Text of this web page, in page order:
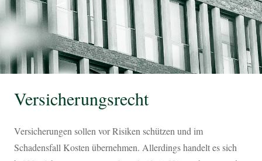
Versicherungsrecht
Versicherungen sollen vor Risiken schützen und im
Schadensfall Kosten übernehmen. Allerdings handelt es sich